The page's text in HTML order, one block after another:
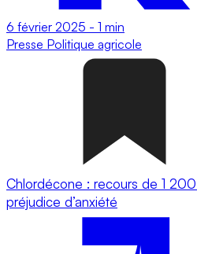
6 février 2025 - 1 min
Presse Politique agricole
Chlordécone : recours de 1
préjudice d’anxiété